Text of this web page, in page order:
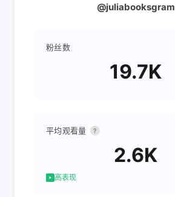
@juliabooksgram
粉丝数
19.7K
平均观看量 ?
2.6K
高表现